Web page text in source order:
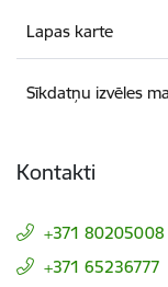
Lapas karte
Sīkdatņu izvēles
Kontakti
+371 80205008
+371 65236777